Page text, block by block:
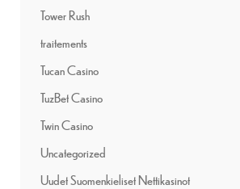
Tower Rush
traitements
Tucan Casino
TuzBet Casino
Twin Casino
Uncategorized
Uudet Suomenkieliset Nettikasinot